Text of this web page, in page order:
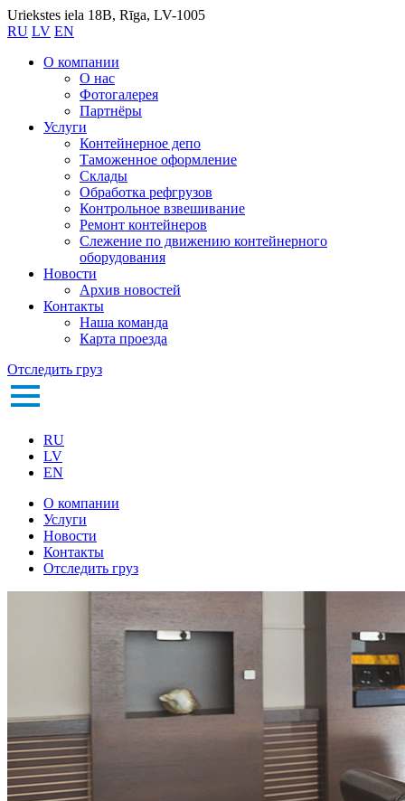
Uriekstes iela 18B, Rīga, LV-1005
RU LV EN
О компании
О нас
Фотогалерея
Партнёры
Услуги
Контейнерное депо
Таможенное оформление
Склады
Обработка рефгрузов
Контрольное взвешивание
Ремонт контейнеров
Слежение по движению контейнерного
оборудования
Новости
Архив новостей
Контакты
Наша команда
Карта проезда
Отследить груз
RU
LV
EN
О компании
Услуги
Новости
Контакты
Отследить груз